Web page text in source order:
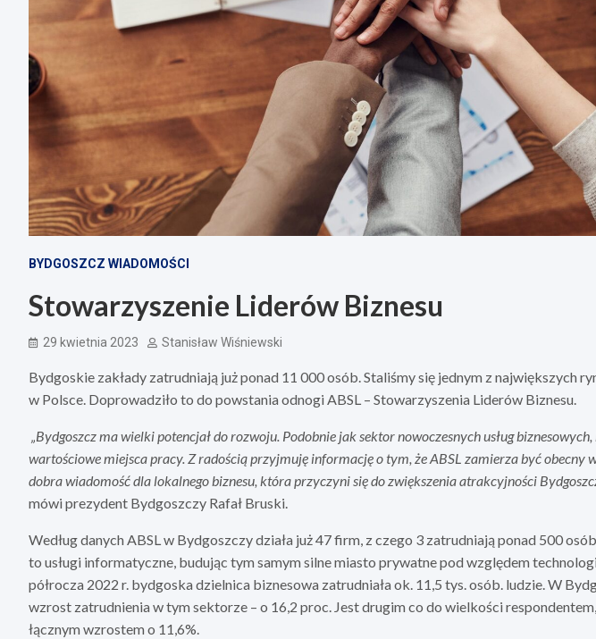
BYDGOSZCZ WIADOMOŚCI
Stowarzyszenie Liderów Biznesu
29 kwietnia 2023 Stanisław Wiśniewski
Bydgoskie zakłady zatrudniają już ponad 11 000 osób. Staliśmy się jednym z największych
w Polsce. Doprowadziło to do powstania odnogi ABSL – Stowarzyszenia Liderów Biznesu.
„Bydgoszcz ma wielki potencjał do rozwoju. Podobnie jak sektor nowoczesnych usług
wartościowe miejsca pracy. Z radością przyjmuję informację o tym, że ABSL zamierza być obecny
dobra wiadomość dla lokalnego biznesu, która przyczyni się do zwiększenia atrakcyjności
mówi prezydent Bydgoszczy Rafał Bruski.
Według danych ABSL w Bydgoszczy działa już 47 firm, z czego 3 zatrudniają ponad 500
to usługi informatyczne, budując tym samym silne miasto prywatne pod względem
półrocza 2022 r. bydgoska dzielnica biznesowa zatrudniała ok. 11,5 tys. osób. ludzie. W
wzrost zatrudnienia w tym sektorze – o 16,2 proc. Jest drugim co do wielkości
łącznym wzrostem o 11,6%.